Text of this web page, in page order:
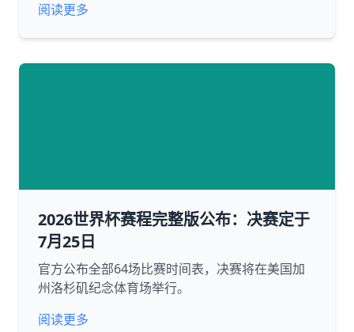
阅读更多
2026世界杯赛程完整版公布：决赛定于
7月25日
官方公布全部64场比赛时间表，决赛将在美国加
州洛杉矶纪念体育场举行。
阅读更多